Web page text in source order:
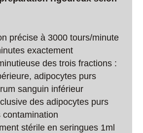
précise à 3000 tours/minute
exactement
des trois fractions :
adipocytes purs
sanguin inférieur
des adipocytes purs
contamination
stérile en seringues 1ml